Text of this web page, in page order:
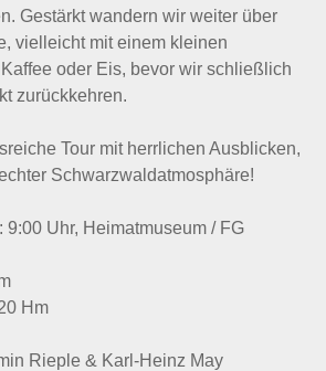
Gestärkt wandern wir weiter über
vielleicht mit einem kleinen
oder Eis, bevor wir schließlich
zurückkehren.
Tour mit herrlichen Ausblicken,
Schwarzwaldatmosphäre!
9:00 Uhr, Heimatmuseum / FG
Hm
Rieple & Karl-Heinz May